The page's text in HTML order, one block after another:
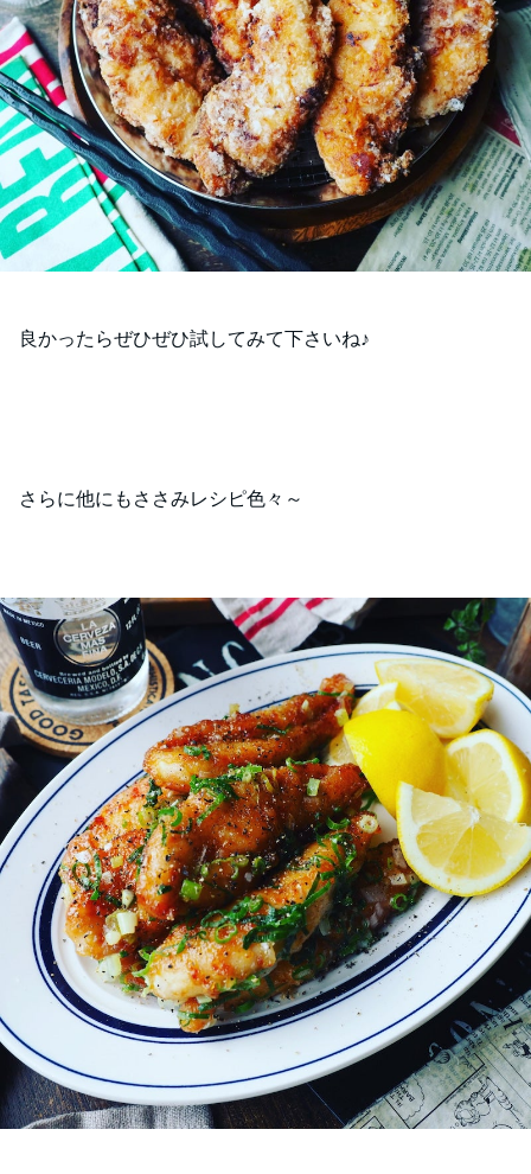
良かったらぜひぜひ試してみて下さいね♪
さらに他にもささみレシピ色々～